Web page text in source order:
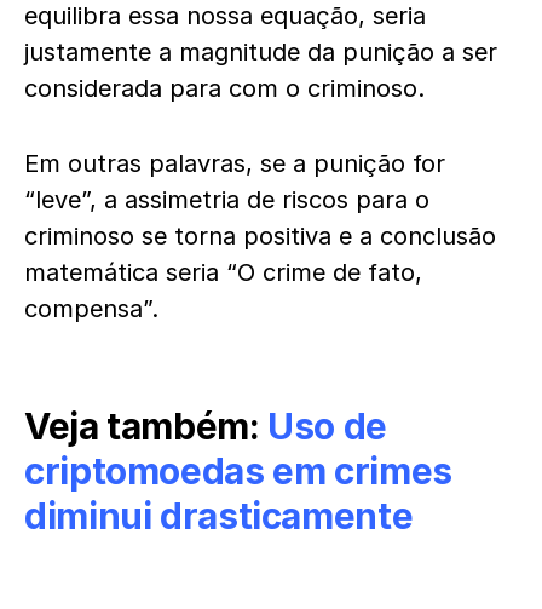
equilibra essa nossa equação, seria
justamente a magnitude da punição a ser
considerada para com o criminoso.
Em outras palavras, se a punição for
“leve”, a assimetria de riscos para o
criminoso se torna positiva e a conclusão
matemática seria “O crime de fato,
compensa”.
Veja também: Uso de
criptomoedas em crimes
diminui drasticamente